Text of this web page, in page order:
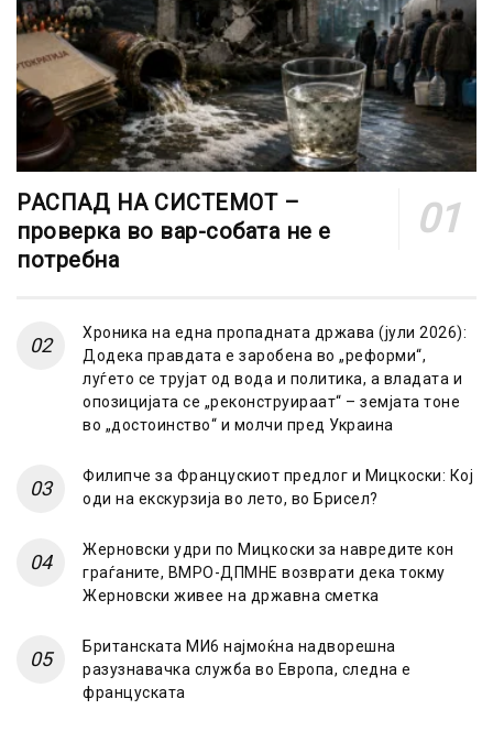
РАСПАД НА СИСТЕМОТ –
проверка во вар-собата не е
потребна
Хроника на една пропадната држава (јули 2026):
Додека правдата е заробена во „реформи“,
луѓето се трујат од вода и политика, а владата и
опозицијата се „реконструираат“ – земјата тоне
во „достоинство“ и молчи пред Украина
Филипче за Францускиот предлог и Мицкоски: Кој
оди на екскурзија во лето, во Брисел?
Жерновски удри по Мицкоски за навредите кон
граѓаните, ВМРО-ДПМНЕ возврати дека токму
Жерновски живее на државна сметка
Британската МИ6 најмоќна надворешна
разузнавачка служба во Европа, следна е
француската